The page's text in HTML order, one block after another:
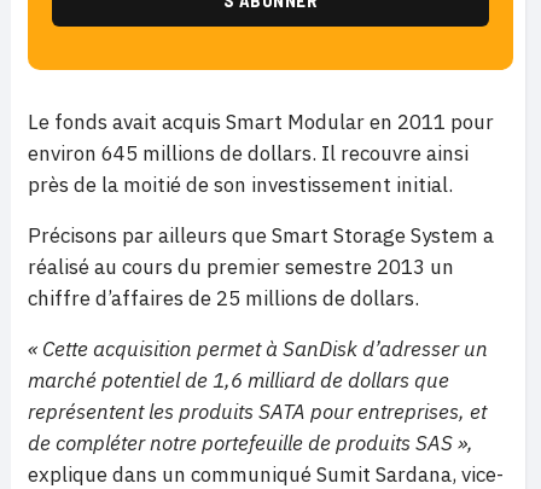
Le fonds avait acquis Smart Modular en 2011 pour
environ 645 millions de dollars. Il recouvre ainsi
près de la moitié de son investissement initial.
Précisons par ailleurs que Smart Storage System a
réalisé au cours du premier semestre 2013 un
chiffre d’affaires de 25 millions de dollars.
« Cette acquisition permet à SanDisk d’adresser un
marché potentiel de 1,6 milliard de dollars que
représentent les produits SATA pour entreprises, et
de compléter notre portefeuille de produits SAS »,
explique dans un communiqué Sumit Sardana, vice-